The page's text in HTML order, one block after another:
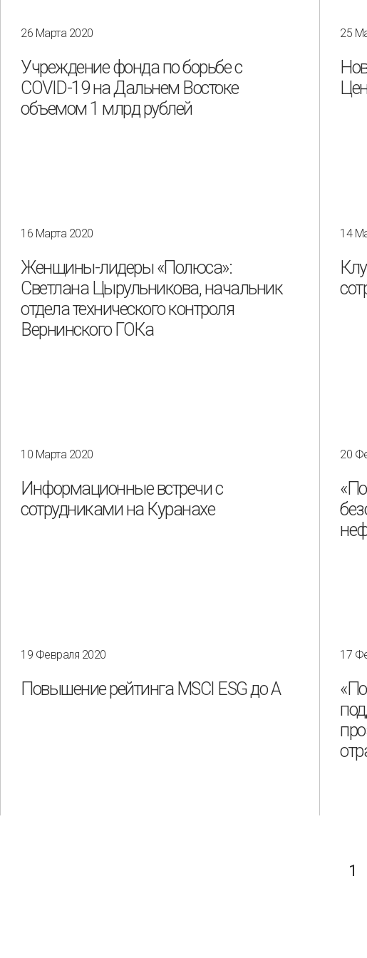
Охрана труда и промышленная безопасность
Права человека Работники Разнообразие
Управление отходами
26 Марта 2020
Учреждение фонда по борьбе с
COVID-19 на Дальнем Востоке
объемом 1 млрд рублей
25
16 Марта 2020
Женщины-лидеры «Полюса»:
Светлана Цырульникова, начальник
отдела технического контроля
Вернинского ГОКа
14
10 Марта 2020
Информационные встречи с
сотрудниками на Куранахе
20
19 Февраля 2020
Повышение рейтинга MSCI ESG до A
17
1